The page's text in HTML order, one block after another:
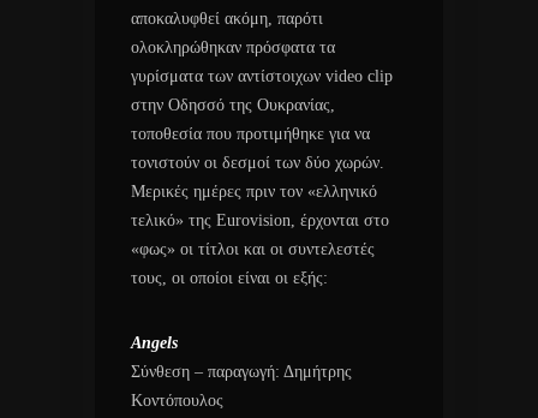
αποκαλυφθεί ακόμη, παρότι
ολοκληρώθηκαν πρόσφατα τα
γυρίσματα των αντίστοιχων video clip
στην Οδησσό της Ουκρανίας,
τοποθεσία που προτιμήθηκε για να
τονιστούν οι δεσμοί των δύο χωρών.
Μερικές ημέρες πριν τον «ελληνικό
τελικό» της Eurovision, έρχονται στο
«φως» οι τίτλοι και οι συντελεστές
τους, οι οποίοι είναι οι εξής:
Angels
Σύνθεση – παραγωγή: Δημήτρης
Κοντόπουλος